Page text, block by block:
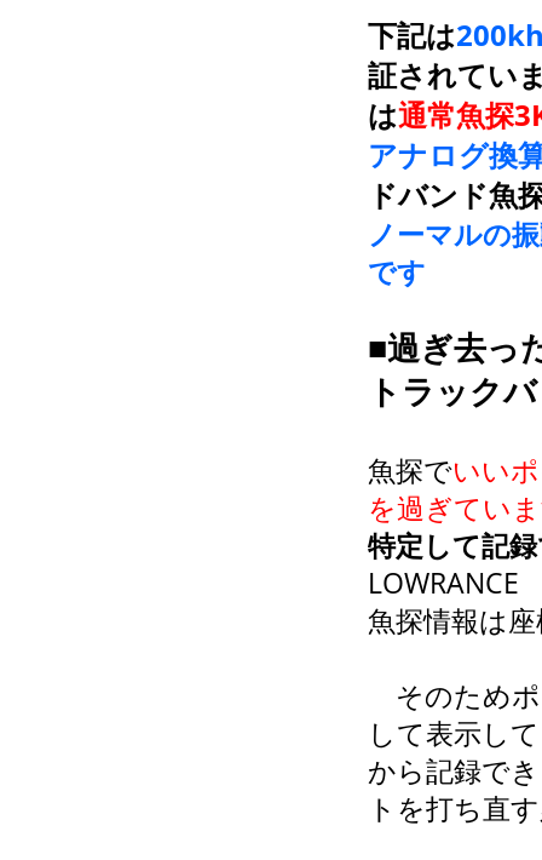
下記は
証されてい
は通常魚探
アナログ換
ドバンド魚
ノーマルの
です
■過ぎ去っ
トラック
魚探でいい
を過ぎてい
特定して記
魚探情報は
そのため
して表示し
から記録で
トを打ち直